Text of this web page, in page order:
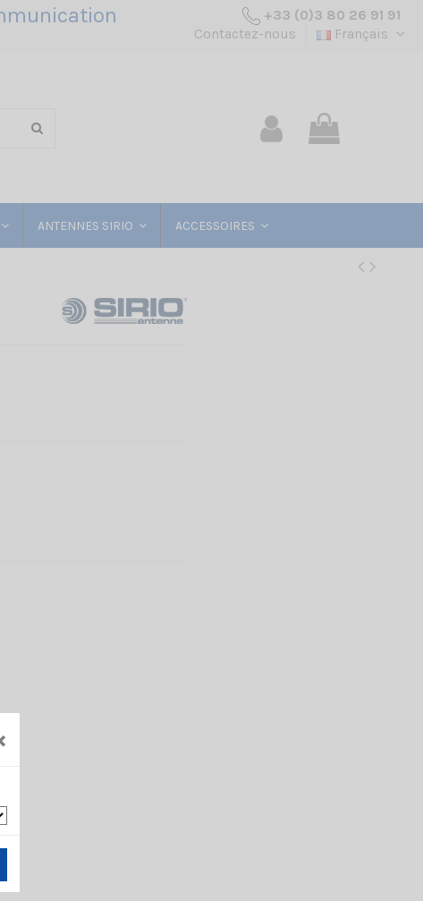
+33 (0)3 80 26 91 91
Contactez-nous
Français
ANTENNES SIRIO ACCESSOIRES